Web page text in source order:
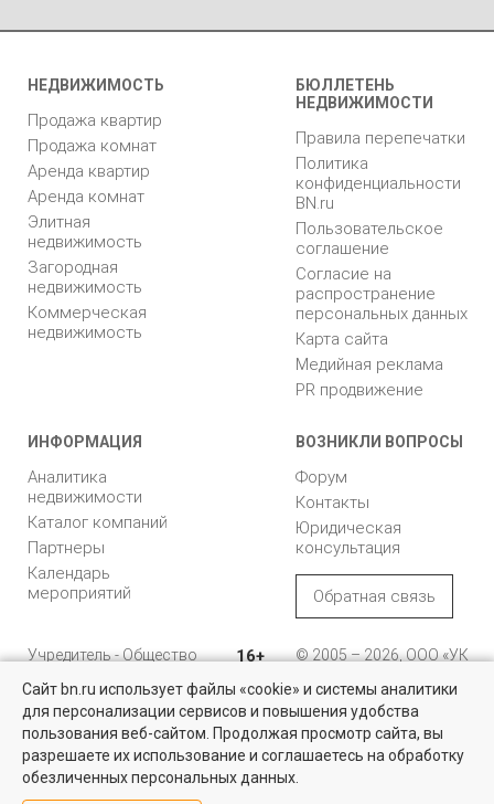
НЕДВИЖИМОСТЬ
Продажа квартир
Продажа комнат
Аренда квартир
Аренда комнат
Элитная
недвижимость
Загородная
недвижимость
Коммерческая
недвижимость
БЮЛЛЕТЕНЬ
НЕДВИЖИМОСТИ
Правила перепечатки
Политика
конфиденциальности
BN.ru
Пользовательское
соглашение
Согласие на
распространение
персональных данных
Карта сайта
Медийная реклама
PR продвижение
ИНФОРМАЦИЯ
Аналитика
недвижимости
Каталог компаний
Партнеры
Календарь
мероприятий
ВОЗНИКЛИ ВОПРОСЫ
Форум
Контакты
Юридическая
консультация
Обратная связь
Учредитель - Общество
ответственностью
"Управляющая
компания "Бюллетень
недвижимости"
16+
© 2005 – 2026, ООО «УК
196105, Санкт-
Петербург, пр. Юрия
Гагарина, 1
8 (812) 331-93-56
Сайт bn.ru использует файлы «cookie» и системы аналитики
для персонализации сервисов и повышения удобства
пользования веб-сайтом. Продолжая просмотр сайта, вы
разрешаете их использование и соглашаетесь на обработку
обезличенных персональных данных.